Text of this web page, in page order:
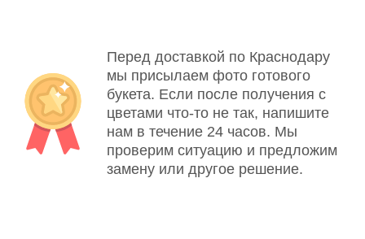
Перед доставкой по Краснодару
мы присылаем фото готового
букета. Если после получения с
цветами что-то не так, напишите
нам в течение 24 часов. Мы
проверим ситуацию и предложим
замену или другое решение.